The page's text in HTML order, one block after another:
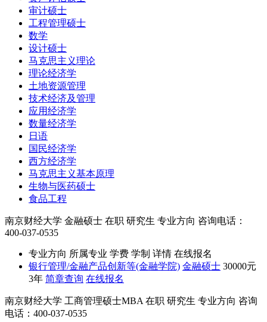
审计硕士
工程管理硕士
数学
设计硕士
马克思主义理论
理论经济学
土地资源管理
技术经济及管理
应用经济学
数量经济学
日语
国民经济学
西方经济学
马克思主义基本原理
生物与医药硕士
食品工程
南京财经大学 金融硕士 在职 研究生 专业方向 咨询电话：
400-037-0535
专业方向 所属专业 学费 学制 详情 在线报名
银行管理/金融产品创新等(金融学院) 金融硕士 30000元
3年 简章查询 在线报名
南京财经大学 工商管理硕士MBA 在职 研究生 专业方向 咨询
电话：400-037-0535